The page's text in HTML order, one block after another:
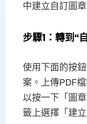
中建立自訂圖
步驟1：轉到“
使用下面的按
案。上傳PDF
以按一下「圖
籤上選擇「建